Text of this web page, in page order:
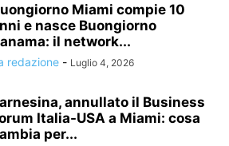
Miami compie 10
e nasce Buongiorno
il network...
redazione - Luglio 4, 2026
annullato il Business
Italia-USA a Miami: cosa
per...